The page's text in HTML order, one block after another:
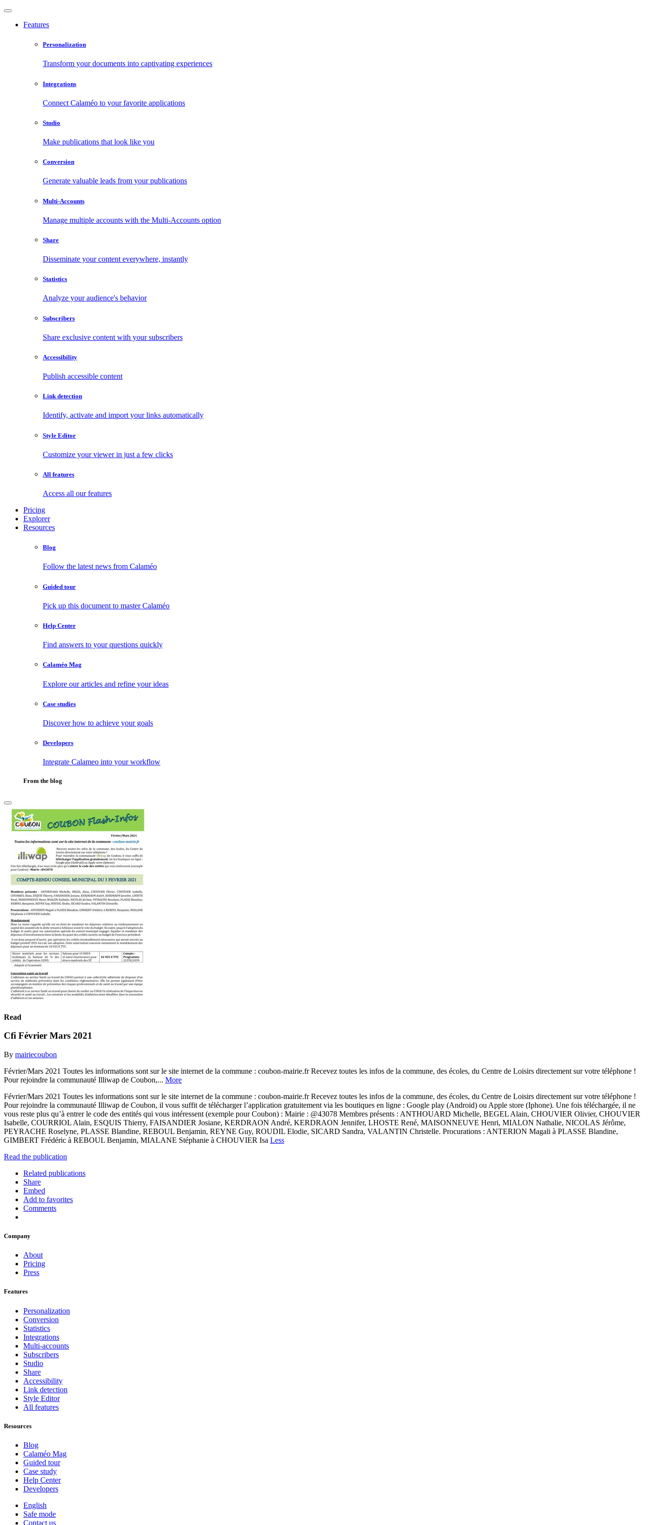
Features
Personalization
Transform your documents into captivating experiences
Integrations
Connect Calaméo to your favorite applications
Studio
Make publications that look like you
Conversion
Generate valuable leads from your publications
Multi-Accounts
Manage multiple accounts with the Multi-Accounts option
Share
Disseminate your content everywhere, instantly
Statistics
Analyze your audience's behavior
Subscribers
Share exclusive content with your subscribers
Accessibility
Publish accessible content
Link detection
Identify, activate and import your links automatically
Style Editor
Customize your viewer in just a few clicks
All features
Access all our features
Pricing
Explorer
Resources
Blog
Follow the latest news from Calaméo
Guided tour
Pick up this document to master Calaméo
Help Center
Find answers to your questions quickly
Calaméo Mag
Explore our articles and refine your ideas
Case studies
Discover how to achieve your goals
Developers
Integrate Calameo into your workflow
From the blog
Read
Cfi Février Mars 2021
By mairiecoubon
Février/Mars 2021 Toutes les informations sont sur le site internet de la commune : coubon-mairie.fr Recevez toutes les infos de la commune, des écoles, du Centre de Loisirs directement sur votre téléphone !
Pour rejoindre la communauté Illiwap de Coubon,... More
Février/Mars 2021 Toutes les informations sont sur le site internet de la commune : coubon-mairie.fr Recevez toutes les infos de la commune, des écoles, du Centre de Loisirs directement sur votre téléphone !
Pour rejoindre la communauté Illiwap de Coubon, il vous suffit de télécharger l’application gratuitement via les boutiques en ligne : Google play (Android) ou Apple store (Iphone). Une fois téléchargée, il ne
vous reste plus qu’à entrer le code des entités qui vous intéressent (exemple pour Coubon) : Mairie : @43078 Membres présents : ANTHOUARD Michelle, BEGEL Alain, CHOUVIER Olivier, CHOUVIER
Isabelle, COURRIOL Alain, ESQUIS Thierry, FAISANDIER Josiane, KERDRAON André, KERDRAON Jennifer, LHOSTE René, MAISONNEUVE Henri, MIALON Nathalie, NICOLAS Jérôme,
PEYRACHE Roselyne, PLASSE Blandine, REBOUL Benjamin, REYNE Guy, ROUDIL Elodie, SICARD Sandra, VALANTIN Christelle. Procurations : ANTERION Magali à PLASSE Blandine,
GIMBERT Frédéric à REBOUL Benjamin, MIALANE Stéphanie à CHOUVIER Isa Less
Read the publication
Related publications
Share
Embed
Add to favorites
Comments
Company
About
Pricing
Press
Features
Personalization
Conversion
Statistics
Integrations
Multi-accounts
Subscribers
Studio
Share
Accessibility
Link detection
Style Editor
All features
Resources
Blog
Calaméo Mag
Guided tour
Case study
Help Center
Developers
English
Safe mode
Contact us